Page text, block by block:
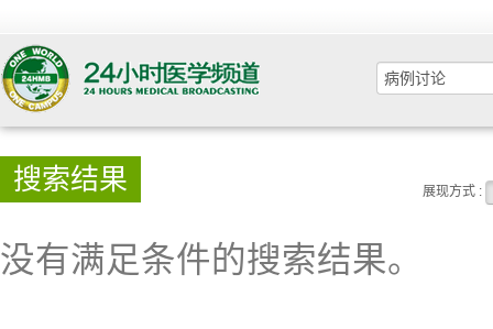
搜索结果 展现方式 :
没有满足条件的搜索结果。